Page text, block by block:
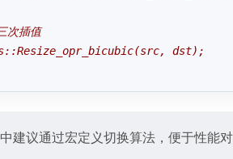
插值
dst);
建议通过宏定义切换算法，便于性能